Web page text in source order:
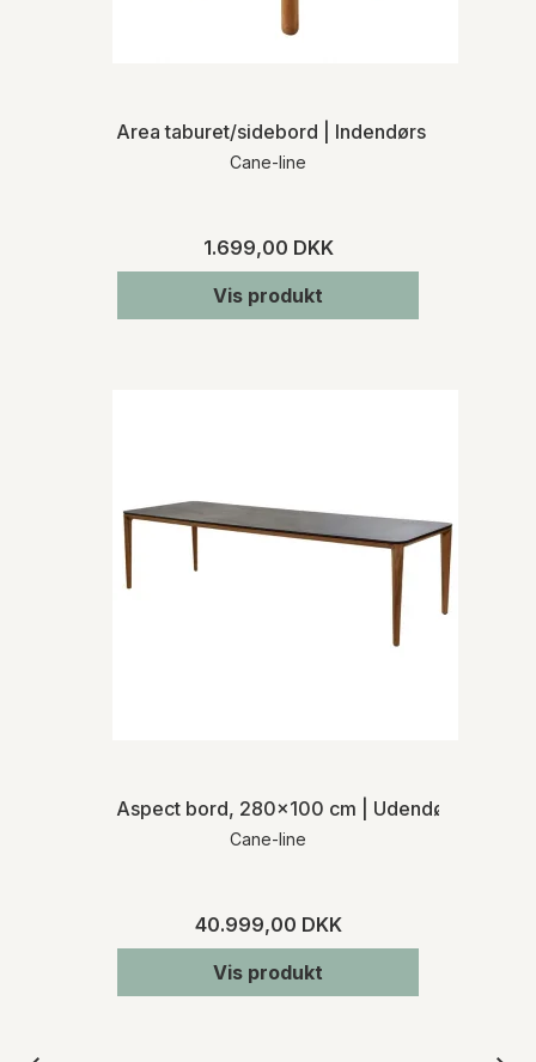
Area taburet/sidebord | Indendørs
Cane-line
1.699,00 DKK
Vis produkt
Aspect bord, 280x100 cm | Udendørs
Cane-line
40.999,00 DKK
Vis produkt